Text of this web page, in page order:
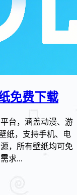
免费下载
台，涵盖动漫、游
纸，支持手机、电
，所有壁纸均可免
求...